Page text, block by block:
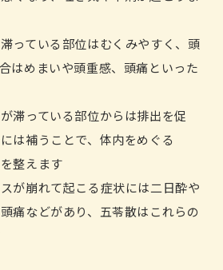
っている部位はむくみやすく、頭
はめまいや頭重感、頭痛といった
滞っている部位からは排出を促
は補うことで、体内をめぐる
整えます
スが崩れて起こる症状には二日酔や
痛などがあり、五苓散はこれらの